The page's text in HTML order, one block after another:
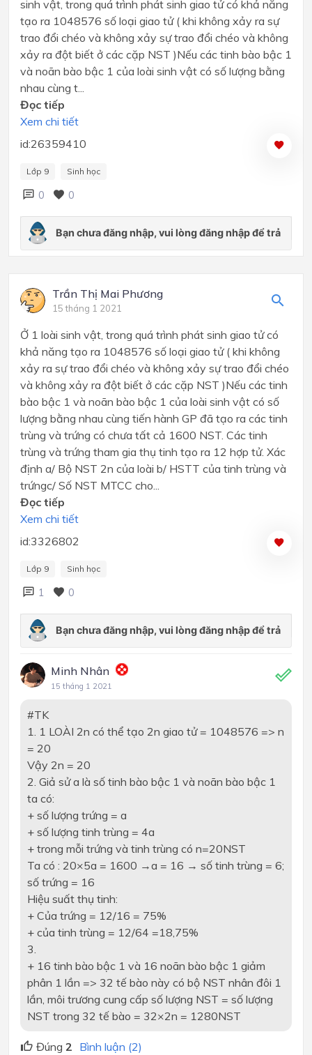
sinh vật, trong quá trình phát sinh giao tử có khả năng
tạo ra 1048576 số loại giao tử ( khi không xảy ra sự
trao đổi chéo và không xảy sự trao đổi chéo và không
xảy ra đột biết ở các cặp NST )Nếu các tinh bào bậc 1
và noãn bào bậc 1 của loài sinh vật có số lượng bằng
nhau cùng t...
Đọc tiếp
Xem chi tiết
id:26359410
Lớp 9 Sinh học
0 0
Trần Thị Mai Phương
15 tháng 1 2021
Ở 1 loài sinh vật, trong quá trình phát sinh giao tử có
khả năng tạo ra 1048576 số loại giao tử ( khi không
xảy ra sự trao đổi chéo và không xảy sự trao đổi chéo
và không xảy ra đột biết ở các cặp NST )Nếu các tinh
bào bậc 1 và noãn bào bậc 1 của loài sinh vật có số
lượng bằng nhau cùng tiến hành GP đã tạo ra các tinh
trùng và trứng có chưa tất cả 1600 NST. Các tinh
trùng và trứng tham gia thụ tinh tạo ra 12 hợp tử. Xác
định a/ Bộ NST 2n của loài b/ HSTT của tinh trùng và
trứngc/ Số NST MTCC cho...
Đọc tiếp
Xem chi tiết
id:3326802
Lớp 9 Sinh học
1 0
Minh Nhân
15 tháng 1 2021
#TK
1. 1 LOÀI 2n có thể tạo 2n giao tử = 1048576 => n
= 20
Vậy 2n = 20
2. Giả sử a là số tinh bào bậc 1 và noãn bào bậc 1
ta có:
+ số lượng trứng = a
+ số lượng tinh trùng = 4a
+ trong mỗi trứng và tinh trùng có n=20NST
Ta có : 20×5a = 1600 →a = 16 → số tinh trùng = 6;
số trứng = 16
Hiệu suất thụ tinh:
+ Của trứng = 12/16 = 75%
+ của tinh trùng = 12/64 =18,75%
3.
+ 16 tinh bào bậc 1 và 16 noãn bào bậc 1 giảm
phân 1 lần => 32 tế bào này có bộ NST nhân đôi 1
lần, môi trương cung cấp số lượng NST = số lượng
NST trong 32 tế bào = 32×2n = 1280NST
Đúng 2 Bình luận (2)